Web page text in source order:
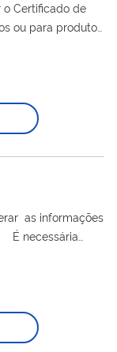
o Certificado de
ou para produtos
que o produto é
alguns países
a